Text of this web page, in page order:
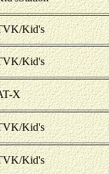
Kid's
Kid's
X
Kid's
Kid's